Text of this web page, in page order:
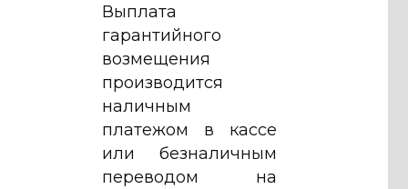
Выплата
гарантийного
возмещения
производится
наличным
платежом в кассе
или безналичным
переводом на